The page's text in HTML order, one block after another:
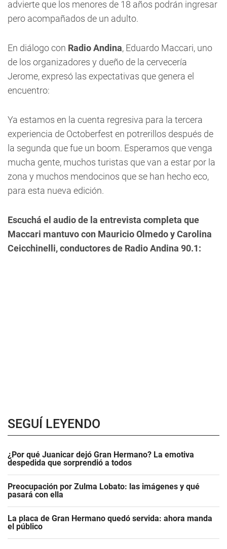
advierte que los menores de 18 años podrán ingresar
pero acompañados de un adulto.
En diálogo con Radio Andina, Eduardo Maccari, uno
de los organizadores y dueño de la cervecería
Jerome, expresó las expectativas que genera el
encuentro:
Ya estamos en la cuenta regresiva para la tercera
experiencia de Octoberfest en potrerillos después de
la segunda que fue un boom. Esperamos que venga
mucha gente, muchos turistas que van a estar por la
zona y muchos mendocinos que se han hecho eco,
para esta nueva edición.
Escuchá el audio de la entrevista completa que
Maccari mantuvo con Mauricio Olmedo y Carolina
Ceicchinelli, conductores de Radio Andina 90.1:
SEGUÍ LEYENDO
¿Por qué Juanicar dejó Gran Hermano? La emotiva
despedida que sorprendió a todos
Preocupación por Zulma Lobato: las imágenes y qué
pasará con ella
La placa de Gran Hermano quedó servida: ahora manda
el público